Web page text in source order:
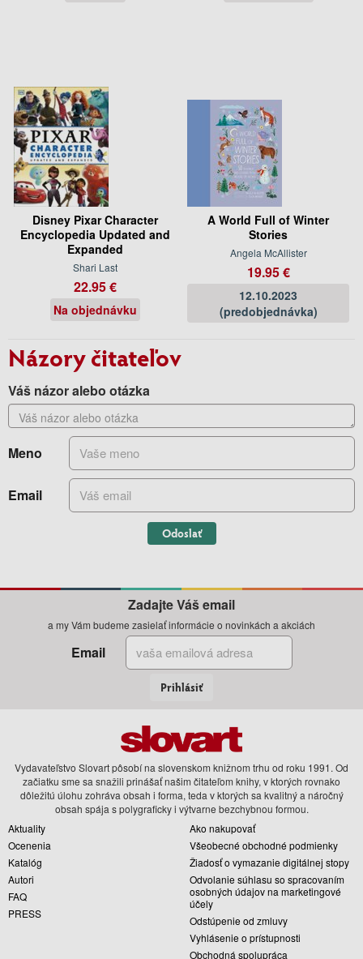
Disney Pixar Character
Encyclopedia Updated and
Expanded
Shari Last
22.95 €
Na objednávku
A World Full of Winter
Stories
Angela McAllister
19.95 €
12.10.2023
(predobjednávka)
Názory čitateľov
Váš názor alebo otázka
Meno
Email
Odoslať
Zadajte Váš email
a my Vám budeme zasielať informácie o novinkách a akciách
Email
Prihlásiť
Vydavateľstvo Slovart pôsobí na slovenskom knižnom trhu od roku 1991. Od
začiatku sme sa snažili prinášať našim čitateľom knihy, v ktorých rovnako
dôležitú úlohu zohráva obsah i forma, teda v ktorých sa kvalitný a náročný
obsah spája s polygraficky i výtvarne bezchybnou formou.
Aktuality
Ocenenia
Katalóg
Autori
FAQ
PRESS
Ako nakupovať
Všeobecné obchodné podmienky
Žiadosť o vymazanie digitálnej stopy
Odvolanie súhlasu so spracovaním
osobných údajov na marketingové
účely
Odstúpenie od zmluvy
Vyhlásenie o prístupnosti
Obchodná spolupráca